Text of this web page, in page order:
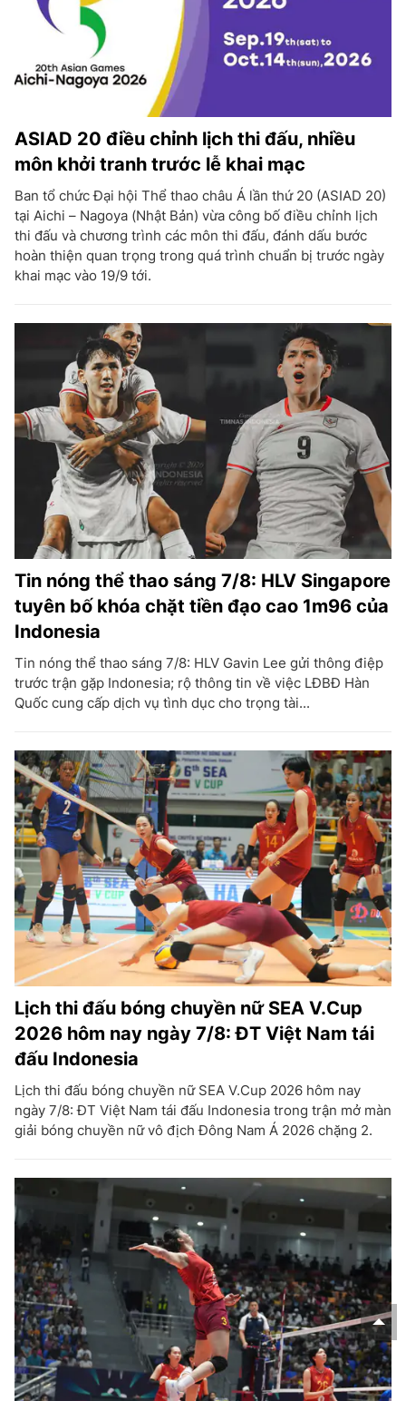
ASIAD 20 điều chỉnh lịch thi đấu, nhiều
môn khởi tranh trước lễ khai mạc
Ban tổ chức Đại hội Thể thao châu Á lần thứ 20 (ASIAD 20)
tại Aichi – Nagoya (Nhật Bản) vừa công bố điều chỉnh lịch
thi đấu và chương trình các môn thi đấu, đánh dấu bước
hoàn thiện quan trọng trong quá trình chuẩn bị trước ngày
khai mạc vào 19/9 tới.
Tin nóng thể thao sáng 7/8: HLV Singapore
tuyên bố khóa chặt tiền đạo cao 1m96 của
Indonesia
Tin nóng thể thao sáng 7/8: HLV Gavin Lee gửi thông điệp
trước trận gặp Indonesia; rộ thông tin về việc LĐBĐ Hàn
Quốc cung cấp dịch vụ tình dục cho trọng tài...
Lịch thi đấu bóng chuyền nữ SEA V.Cup
2026 hôm nay ngày 7/8: ĐT Việt Nam tái
đấu Indonesia
Lịch thi đấu bóng chuyền nữ SEA V.Cup 2026 hôm nay
ngày 7/8: ĐT Việt Nam tái đấu Indonesia trong trận mở màn
giải bóng chuyền nữ vô địch Đông Nam Á 2026 chặng 2.